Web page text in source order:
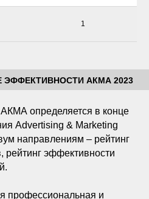
1
АКМА 2023
определяется в конце
Advertising & Marketing
направлениям – рейтинг
рейтинг эффективности
профессиональная и